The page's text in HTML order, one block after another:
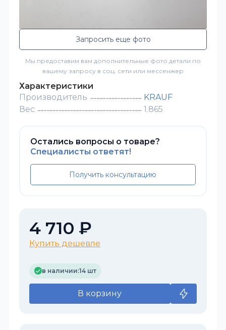
Запросить еще фото
Мы предоставим вам дополнительные фото детали по
вашему запросу в соц. сети или мессенжер
Характеристики
Производитель
KRAUF
Вес
1.865
Остались вопросы о товаре?
Специалисты ответят!
Получить консультацию
4 710 ₽
Купить дешевле
в наличии:14 шт
В корзину